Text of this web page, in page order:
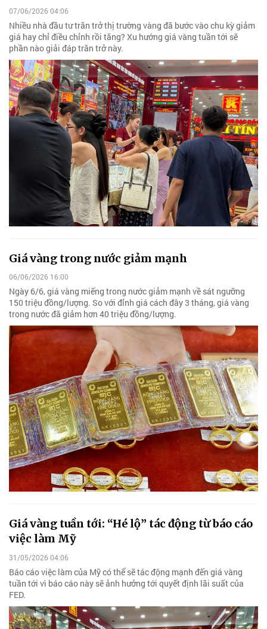
07/06/2026 04:06
Nhiều nhà đầu tư trăn trở thị trường vàng đã bước vào chu kỳ giảm
giá hay chỉ điều chỉnh rồi tăng? Xu hướng giá vàng tuần tới sẽ
phần nào giải đáp trăn trở này.
Giá vàng trong nước giảm mạnh
06/06/2026 16:00
Ngày 6/6, giá vàng miếng trong nước giảm mạnh về sát ngưỡng
150 triệu đồng/lượng. So với đỉnh giá cách đây 3 tháng, giá vàng
trong nước đã giảm hơn 40 triệu đồng/lượng.
Giá vàng tuần tới: “Hé lộ” tác động từ báo cáo
việc làm Mỹ
31/05/2026 04:06
Báo cáo việc làm của Mỹ có thể sẽ tác động mạnh đến giá vàng
tuần tới vì báo cáo này sẽ ảnh hưởng tới quyết định lãi suất của
FED.